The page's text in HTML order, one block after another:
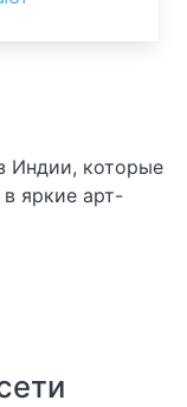
Индии, которые
яркие арт-